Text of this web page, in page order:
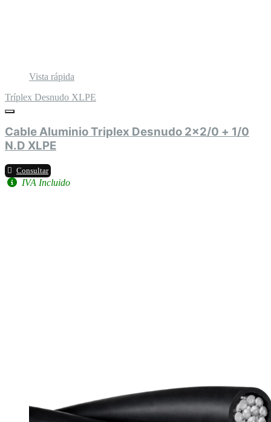
Vista rápida
Tríplex Desnudo XLPE
Cable Aluminio Triplex Desnudo 2x2/0 + 1/0
N.D XLPE
Consultar
IVA Incluido